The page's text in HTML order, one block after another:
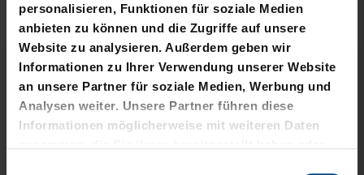
personalisieren, Funktionen für soziale Medien
anbieten zu können und die Zugriffe auf unsere
Website zu analysieren. Außerdem geben wir
Informationen zu Ihrer Verwendung unserer Website
an unsere Partner für soziale Medien, Werbung und
Analysen weiter. Unsere Partner führen diese
Informationen möglicherweise mit weiteren Daten
14,95 €